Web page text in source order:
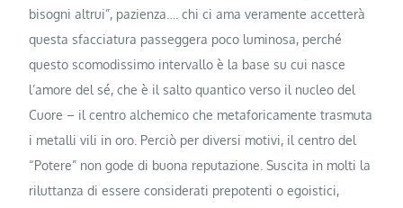
bisogni altrui”, pazienza…. chi ci ama veramente accetterà
questa sfacciatura passeggera poco luminosa, perché
questo scomodissimo intervallo è la base su cui nasce
l’amore del sé, che è il salto quantico verso il nucleo del
Cuore – il centro alchemico che metaforicamente trasmuta
i metalli vili in oro. Perciò per diversi motivi, il centro del
“Potere” non gode di buona reputazione. Suscita in molti la
riluttanza di essere considerati prepotenti o egoistici,